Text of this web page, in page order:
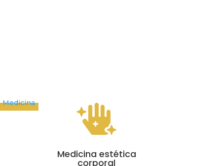

Medicina estética
corporal